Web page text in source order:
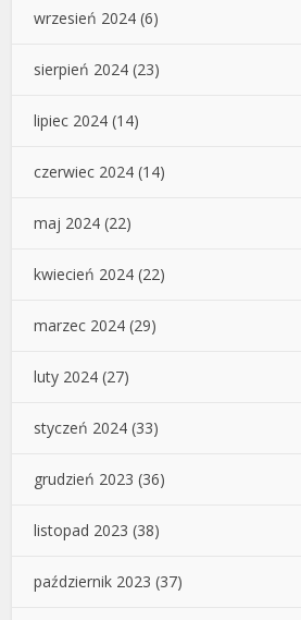
wrzesień 2024 (6)
sierpień 2024 (23)
lipiec 2024 (14)
czerwiec 2024 (14)
maj 2024 (22)
kwiecień 2024 (22)
marzec 2024 (29)
luty 2024 (27)
styczeń 2024 (33)
grudzień 2023 (36)
listopad 2023 (38)
październik 2023 (37)